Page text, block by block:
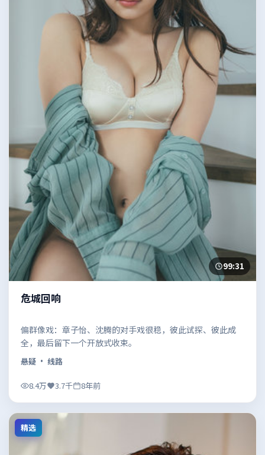
99:31
危城回响
偏群像戏：章子怡、沈腾的对手戏很稳，彼此试探、彼此成
全，最后留下一个开放式收束。
悬疑 · 线路
8.4万 3.7千 8年前
精选